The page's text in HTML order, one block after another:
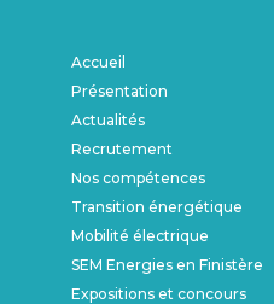
Accueil
Présentation
Actualités
Recrutement
Nos compétences
Transition énergétique
Mobilité électrique
SEM Energies en Finistère
Expositions et concours